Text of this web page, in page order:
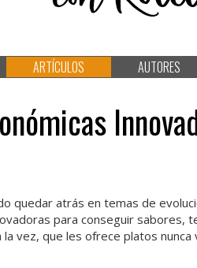
ARTÍCULOS AUTORES
quedar atrás en temas de
para conseguir
vez, que les ofrece platos